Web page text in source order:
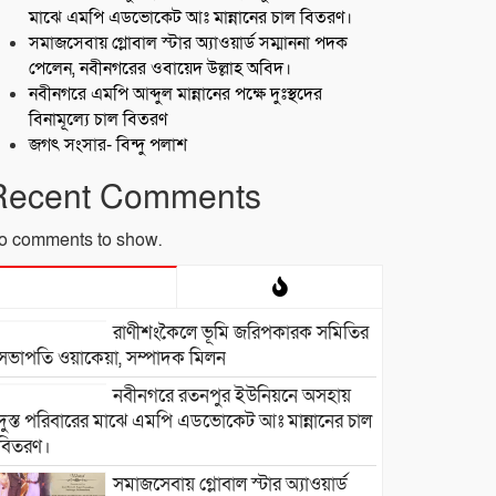
মাঝে এমপি এডভোকেট আঃ মান্নানের চাল বিতরণ।
সমাজসেবায় গ্লোবাল স্টার অ্যাওয়ার্ড সম্মাননা পদক
পেলেন, নবীনগরের ওবায়েদ উল্লাহ অবিদ।
নবীনগরে এমপি আব্দুল মান্নানের পক্ষে দুঃস্থদের
বিনামূল্যে চাল বিতরণ
জগৎ সংসার- বিন্দু পলাশ
Comments
comments to show.
রাণীশংকৈলে ভূমি জরিপকারক সমিতির
ওয়াকেয়া, সম্পাদক মিলন
নবীনগরে রতনপুর ইউনিয়নে অসহায়
পরিবারের মাঝে এমপি এডভোকেট আঃ মান্নানের চাল
সমাজসেবায় গ্লোবাল স্টার অ্যাওয়ার্ড